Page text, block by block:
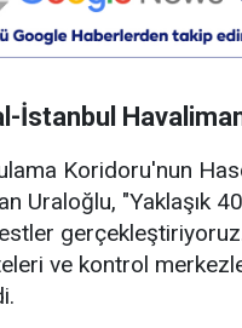
İstanbul
Koridoru'nun
Uraloğlu, "Yaklaşık
ve kontrol